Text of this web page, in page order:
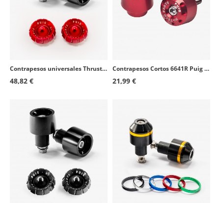
Contrapesos universales Thruster 9411N+9420R Puig color Rojo
48,82 €
Contrapesos Cortos 6641R Puig color Rojo para BMW F700/800GS (12-21), R1200/1250RS (15-26)
21,99 €